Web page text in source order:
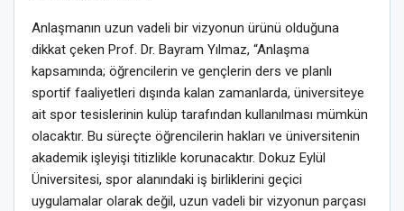
Anlaşmanın uzun vadeli bir vizyonun ürünü olduğuna
dikkat çeken Prof. Dr. Bayram Yılmaz, “Anlaşma
kapsamında; öğrencilerin ve gençlerin ders ve planlı
sportif faaliyetleri dışında kalan zamanlarda, üniversiteye
ait spor tesislerinin kulüp tarafından kullanılması mümkün
olacaktır. Bu süreçte öğrencilerin hakları ve üniversitenin
akademik işleyişi titizlikle korunacaktır. Dokuz Eylül
Üniversitesi, spor alanındaki iş birliklerini geçici
uygulamalar olarak değil, uzun vadeli bir vizyonun parçası